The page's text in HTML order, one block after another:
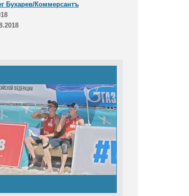
Бухарев/Коммерсантъ